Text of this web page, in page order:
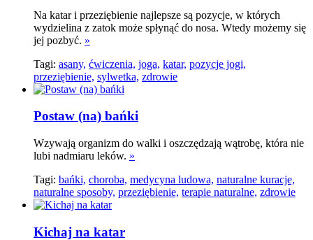
Na katar i przeziębienie najlepsze są pozycje, w których
wydzielina z zatok może spłynąć do nosa. Wtedy możemy się
jej pozbyć. »
Tagi: asany, ćwiczenia, joga, katar, pozycje jogi,
przeziębienie, sylwetka, zdrowie
Postaw (na) bańki
Wzywają organizm do walki i oszczędzają wątrobę, która nie
lubi nadmiaru leków. »
Tagi: bańki, choroba, medycyna ludowa, naturalne kuracje,
naturalne sposoby, przeziębienie, terapie naturalne, zdrowie
Kichaj na katar